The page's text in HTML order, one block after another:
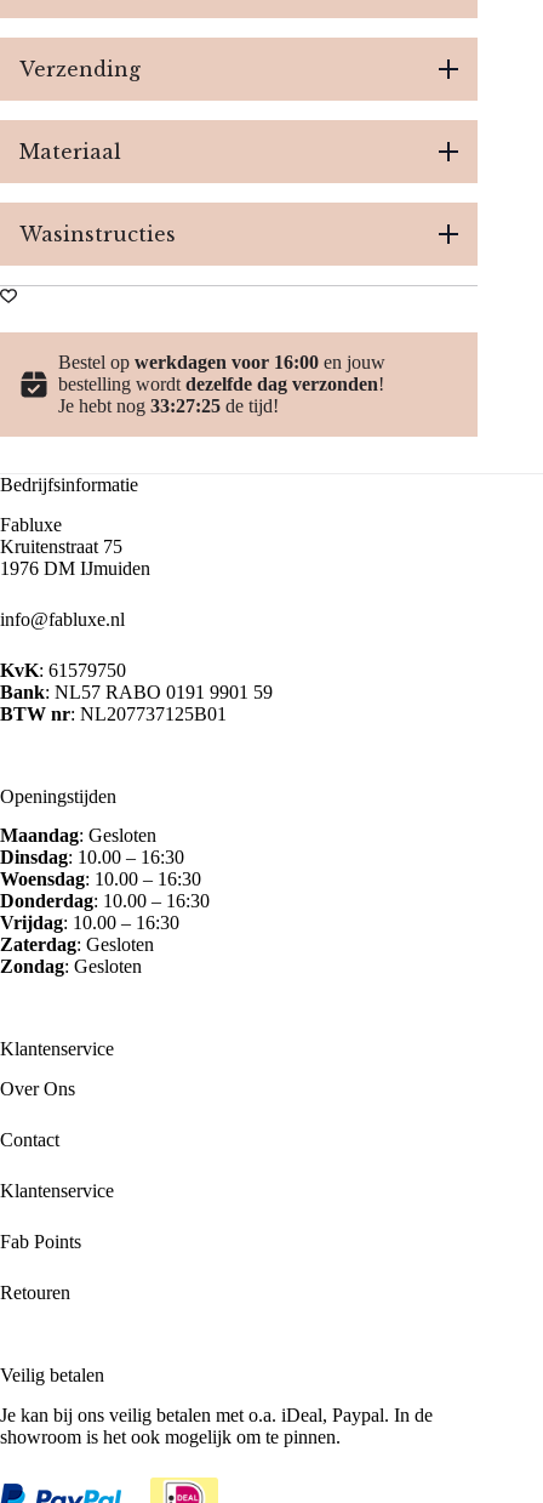
Verzending
Materiaal
Wasinstructies
Bestel op werkdagen voor 16:00 en jouw
bestelling wordt dezelfde dag verzonden!
Je hebt nog 33:27:25 de tijd!
Bedrijfsinformatie
Fabluxe
Kruitenstraat 75
1976 DM IJmuiden
info@fabluxe.nl
KvK: 61579750
Bank: NL57 RABO 0191 9901 59
BTW nr: NL207737125B01
Openingstijden
Maandag: Gesloten
Dinsdag: 10.00 – 16:30
Woensdag: 10.00 – 16:30
Donderdag: 10.00 – 16:30
Vrijdag: 10.00 – 16:30
Zaterdag: Gesloten
Zondag: Gesloten
Klantenservice
Over Ons
Contact
Klantenservice
Fab Points
Retouren
Veilig betalen
Je kan bij ons veilig betalen met o.a. iDeal, Paypal. In de
showroom is het ook mogelijk om te pinnen.